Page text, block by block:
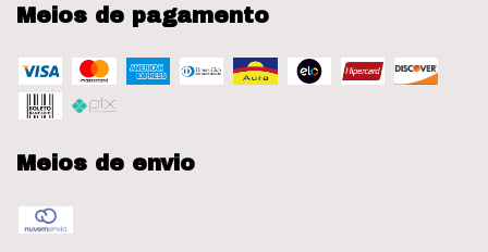
Meios de pagamento
Meios de envio